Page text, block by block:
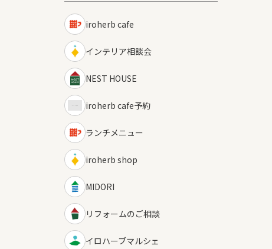
iroherb cafe
インテリア相談会
NEST HOUSE
iroherb cafe予約
ランチメニュー
iroherb shop
MIDORI
リフォームのご相談
イロハーブマルシェ